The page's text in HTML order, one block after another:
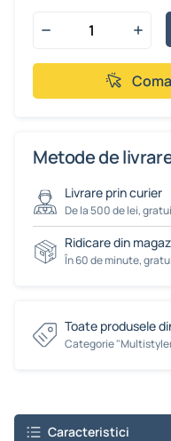
Metode de
Livrare prin curier
De la 500 de lei,
Ridicare din
În 60 de minute,
Toate produsele
Сategorie
Caracteristici